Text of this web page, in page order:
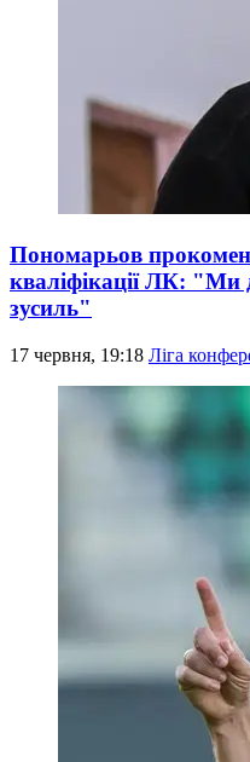
Пономарьов
кваліфікації ЛК: "Ми
зусиль"
17 червня, 19:18 Ліга